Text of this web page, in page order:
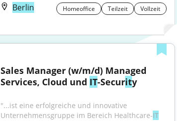
Berlin
Homeoffice Teilzeit Vollzeit
Sales Manager (w/m/d) Managed
Services, Cloud und IT-Security
"...ist eine erfolgreiche und innovative
Unternehmensgruppe im Bereich Healthcare-IT